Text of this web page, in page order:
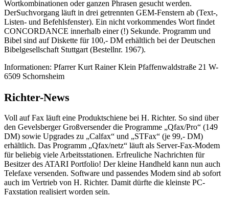
Wortkombinationen oder ganzen Phrasen gesucht werden.
DerSuchvorgang läuft in drei getrennten GEM-Fenstern ab (Text-,
Listen- und Befehlsfenster). Ein nicht vorkommendes Wort findet
CONCORDANCE innerhalb einer (!) Sekunde. Programm und
Bibel sind auf Diskette für 100,- DM erhältlich bei der Deutschen
Bibelgesellschaft Stuttgart (Bestellnr. 1967).
Informationen: Pfarrer Kurt Rainer Klein Pfaffenwaldstraße 21 W-
6509 Schornsheim
Richter-News
Voll auf Fax läuft eine Produktschiene bei H. Richter. So sind über
den Gevelsberger Großversender die Programme „Qfax/Pro“ (149
DM) sowie Upgrades zu „Calfax“ und „STFax“ (je 99,- DM)
erhältlich. Das Programm „Qfax/netz“ läuft als Server-Fax-Modem
für beliebig viele Arbeitsstationen. Erfreuliche Nachrichten für
Besitzer des ATARI Portfolio! Der kleine Handheld kann nun auch
Telefaxe versenden. Software und passendes Modem sind ab sofort
auch im Vertrieb von H. Richter. Damit dürfte die kleinste PC-
Faxstation realisiert worden sein.